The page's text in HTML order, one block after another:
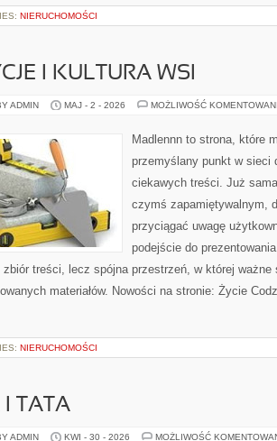
NIERUCHOMOŚCI
I KULTURA WSI
ADMIN MAJ - 2 - 2026 MOŻLIWOŚĆ
Madlennn to strona, które
przemyślany punkt w sieci
ciekawych treści. Już
czymś zapamiętywalnym,
przyciągać uwagę
podejście do
zbiór treści, lecz spójna przestrzeń, w której ważne
materiałów. Nowości na stronie: Życie
NIERUCHOMOŚCI
TATA
ADMIN KWI - 30 - 2026 MOŻLIWOŚĆ